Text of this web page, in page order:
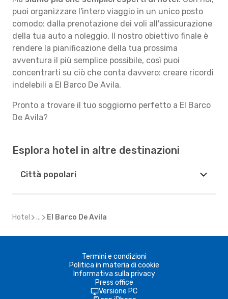
puoi organizzare l'intero viaggio in un unico posto
comodo: dalla prenotazione dei voli all'assicurazione
della tua auto a noleggio. Il nostro obiettivo finale è
rendere la pianificazione della tua prossima
avventura il più semplice possibile, così puoi
concentrarti su ciò che conta davvero: creare ricordi
indelebili a El Barco De Avila.
Pronto a trovare il tuo soggiorno perfetto a El Barco
De Avila?
Esplora hotel in altre destinazioni
Città popolari
Hotel ... El Barco De Avila
Termini e condizioni
Politica in materia di cookie
Informativa sulla privacy
Press office
Versione PC